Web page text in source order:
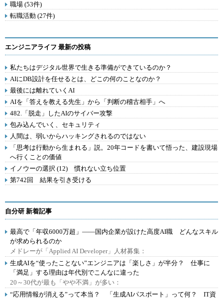
職場 (53件)
転職活動 (27件)
エンジニアライフ 最新の投稿
私たちはデジタル世界で生きる準備ができているのか？
AIにDB設計を任せるとは、どこの何のことなのか？
最後には離れていくAI
AIを「答えを教える先生」から「判断の稽古相手」へ
482.「脱走」したAIのサイバー攻撃
包み込んでいく、セキュリティ
人間は、弱いからハッキングされるのではない
「思考は行動から生まれる」説。20年コードを書いて悟った、建設現場
へ行くことの価値
イノウーの選択 (12) 慣れない立ち位置
第742回 結果を引き受ける
自分研 新着記事
最高で「年収6000万超」――国内企業が設けた高度AI職 どんなスキル
が求められるのか
メドレーが「Applied AI Developer」人材募集：
生成AIを“使ったことない”エンジニアは「楽しさ」が半分？ 仕事に
「満足」する理由は年代別でこんなに違った
20～30代が最も「やや不満」が多い：
“応用情報が消える”って本当？ 「生成AIパスポート」って何？ IT資